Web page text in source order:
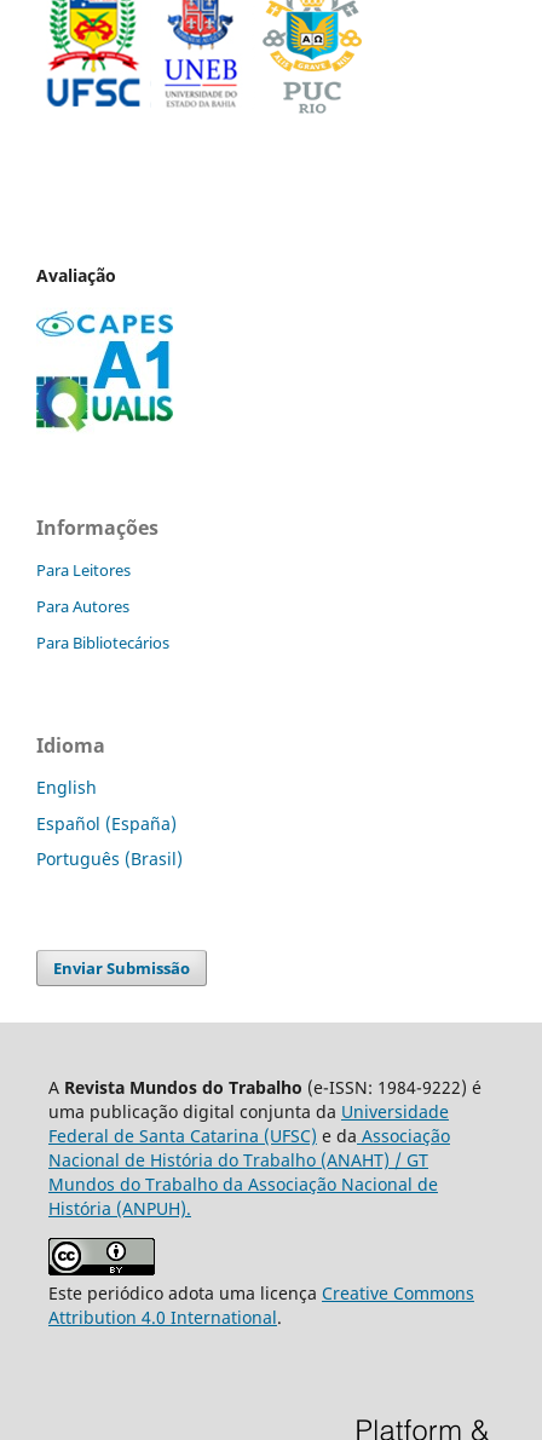
Avaliação
Informações
Para Leitores
Para Autores
Para Bibliotecários
Idioma
English
Español (España)
Português (Brasil)
Enviar Submissão
A Revista Mundos do Trabalho (e-ISSN: 1984-9222) é
uma publicação digital conjunta da Universidade
Federal de Santa Catarina (UFSC) e da Associação
Nacional de História do Trabalho (ANAHT) / GT
Mundos do Trabalho da Associação Nacional de
História (ANPUH).
Este periódico adota uma licença Creative Commons
Attribution 4.0 International.